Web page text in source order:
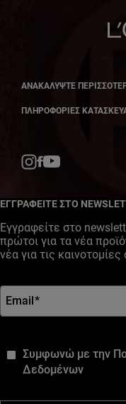
ΑΝΑΚΑΛΎΨΤΕ
ΠΛΗΡΟΦΟΡΙΕΣ
ΕΓΓΡΑΦΕΙΤΕ ΣΤΟ
Εγγραφείτε στο
πρώτοι για τα νέα
νέα για τις
Email*
Συμφωνώ με την
Δεδομένων